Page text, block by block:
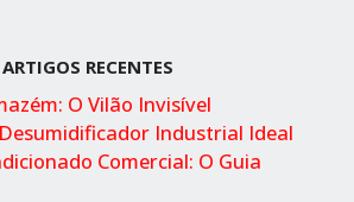
ARTIGOS RECENTES
O Vilão Invisível
Industrial Ideal
Comercial: O Guia